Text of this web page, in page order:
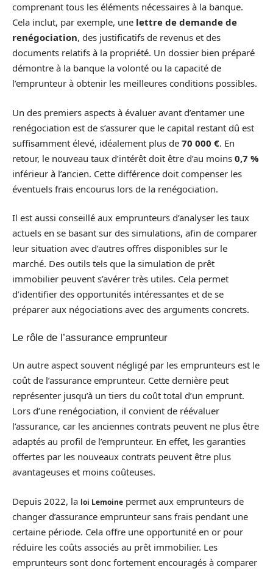
comprenant tous les éléments nécessaires à la banque.
Cela inclut, par exemple, une lettre de demande de
renégociation, des justificatifs de revenus et des
documents relatifs à la propriété. Un dossier bien préparé
démontre à la banque la volonté ou la capacité de
l’emprunteur à obtenir les meilleures conditions possibles.
Un des premiers aspects à évaluer avant d’entamer une
renégociation est de s’assurer que le capital restant dû est
suffisamment élevé, idéalement plus de 70 000 €. En
retour, le nouveau taux d’intérêt doit être d’au moins 0,7 %
inférieur à l’ancien. Cette différence doit compenser les
éventuels frais encourus lors de la renégociation.
Il est aussi conseillé aux emprunteurs d’analyser les taux
actuels en se basant sur des simulations, afin de comparer
leur situation avec d’autres offres disponibles sur le
marché. Des outils tels que la simulation de prêt
immobilier peuvent s’avérer très utiles. Cela permet
d’identifier des opportunités intéressantes et de se
préparer aux négociations avec des arguments concrets.
Le rôle de l’assurance emprunteur
Un autre aspect souvent négligé par les emprunteurs est le
coût de l’assurance emprunteur. Cette dernière peut
représenter jusqu’à un tiers du coût total d’un emprunt.
Lors d’une renégociation, il convient de réévaluer
l’assurance, car les anciennes contrats peuvent ne plus être
adaptés au profil de l’emprunteur. En effet, les garanties
offertes par les nouveaux contrats peuvent être plus
avantageuses et moins coûteuses.
Depuis 2022, la loi Lemoine permet aux emprunteurs de
changer d’assurance emprunteur sans frais pendant une
certaine période. Cela offre une opportunité en or pour
réduire les coûts associés au prêt immobilier. Les
emprunteurs sont donc fortement encouragés à comparer